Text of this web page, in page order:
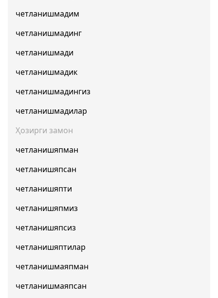
четланишмадим
четланишмадинг
четланишмади
четланишмадик
четланишмадингиз
четланишмадилар
Ҳозирги замон
четланишяпман
четланишяпсан
четланишяпти
четланишяпмиз
четланишяпсиз
четланишяптилар
четланишмаяпман
четланишмаяпсан